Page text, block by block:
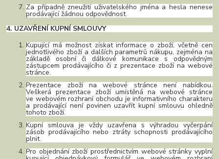
Za případně zneužití uživatelského jména a hesla nenese
prodávající žádnou odpovědnost.
4. UZAVŘENÍ KUPNÍ SMLOUVY
Kupující má možnost získat informace o zboží, včetně cen
jednotlivého zboží a dalších parametrů nákupu, zejména na
základě osobní či dálkové komunikace s odpovědným
zástupcem prodávajícího či z prezentace zboží na webové
stránce.
Prezentacezboží na webové stránce není nabídkou.
Veškerá prezentace zboží umístěná na webové stránce
ve webovém rozhraní obchodu je informativního charakteru
a prodávající není povinen uzavřít kupní smlouvu ohledně
tohoto zboží.
Kupní smlouva je vždy uzavřena s výhradou vyčerpání
zásob prodávajícího nebo ztráty schopnosti prodávajícího
plnit.
Pro objednání zboží prostřednictvím webové stránky vyplní